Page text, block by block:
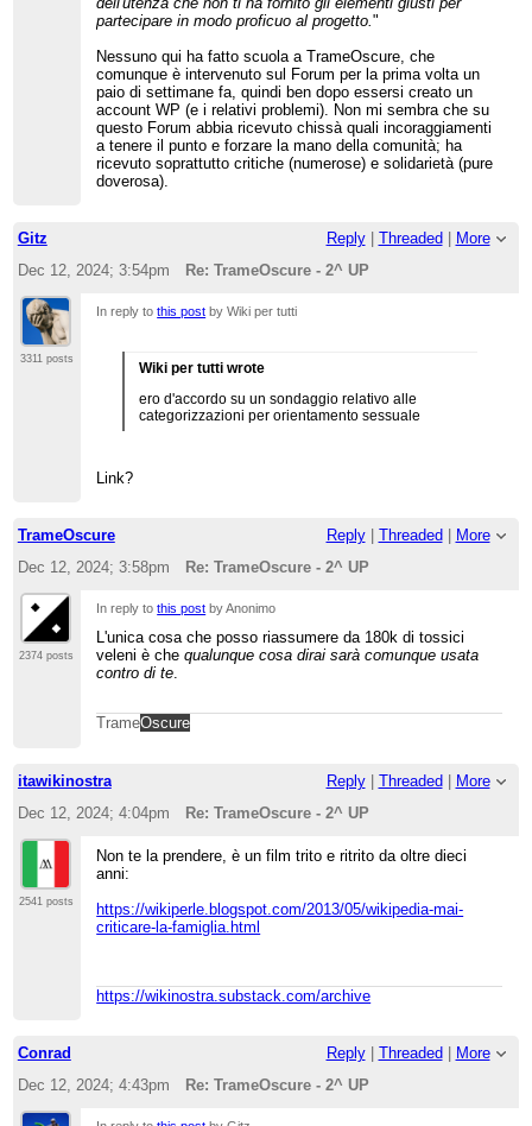
partecipare in modo proficuo al progetto."
Nessuno qui ha fatto scuola a TrameOscure, che
comunque è intervenuto sul Forum per la prima volta un
paio di settimane fa, quindi ben dopo essersi creato un
account WP (e i relativi problemi). Non mi sembra che su
questo Forum abbia ricevuto chissà quali incoraggiamenti
a tenere il punto e forzare la mano della comunità; ha
ricevuto soprattutto critiche (numerose) e solidarietà (pure
doverosa).
Gitz Reply| Threaded
More
Dec 12, 2024; 3:54pm
Re: TrameOscure - 2^ UP
3311 posts
In reply tothis post by Wiki per tutti
Wiki per tutti wrote
ero d'accordo su un sondaggio relativo alle
categorizzazioni per orientamento sessuale
Link?
TrameOscure Reply| Threaded
More
Dec 12, 2024; 3:58pm
Re: TrameOscure - 2^ UP
2374 posts
In reply tothis post by Anonimo
L'unica cosa che posso riassumere da 180k di tossici
veleni è chequalunque cosa dirai sarà comunque usata
contro di te
TrameOscure
itawikinostra Reply| Threaded
More
Dec 12, 2024; 4:04pm
Re: TrameOscure - 2^ UP
2541 posts
Non te la prendere, è un film trito e ritrito da oltre dieci
anni:
https://wikiperle.blogspot.com/2013/05/wikipedia-mai-
criticare-la-famiglia.html
https://wikinostra.substack.com/archive
Conrad Reply| Threaded
More
Dec 12, 2024; 4:43pm
Re: TrameOscure - 2^ UP